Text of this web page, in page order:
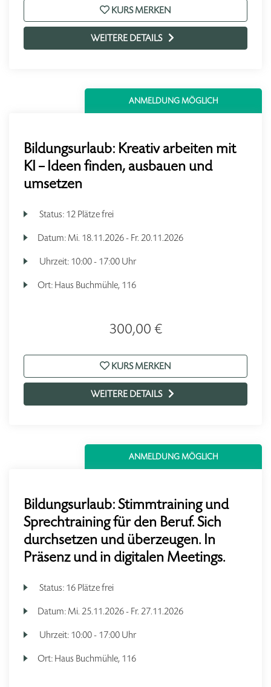
KURS MERKEN
WEITERE DETAILS
ANMELDUNG MÖGLICH
Bildungsurlaub: Kreativ arbeiten mit
KI – Ideen finden, ausbauen und
umsetzen
Status: 12 Plätze frei
Datum: Mi. 18.11.2026 - Fr. 20.11.2026
Uhrzeit: 10:00 - 17:00 Uhr
Ort: Haus Buchmühle, 116
300,00 €
KURS MERKEN
WEITERE DETAILS
ANMELDUNG MÖGLICH
Bildungsurlaub: Stimmtraining und
Sprechtraining für den Beruf. Sich
durchsetzen und überzeugen. In
Präsenz und in digitalen Meetings.
Status: 16 Plätze frei
Datum: Mi. 25.11.2026 - Fr. 27.11.2026
Uhrzeit: 10:00 - 17:00 Uhr
Ort: Haus Buchmühle, 116